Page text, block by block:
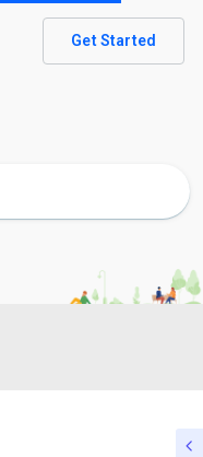
Get Started